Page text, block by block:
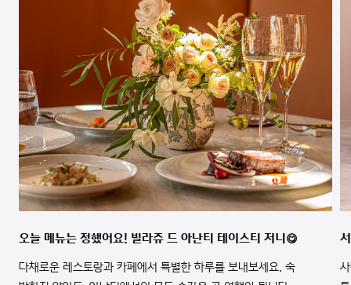
오늘 메뉴는 정했어요! 빌라쥬 드 아난티 테이스티 저니😋
다채로운 레스토랑과 카페에서 특별한 하루를 보내보세요. 숙